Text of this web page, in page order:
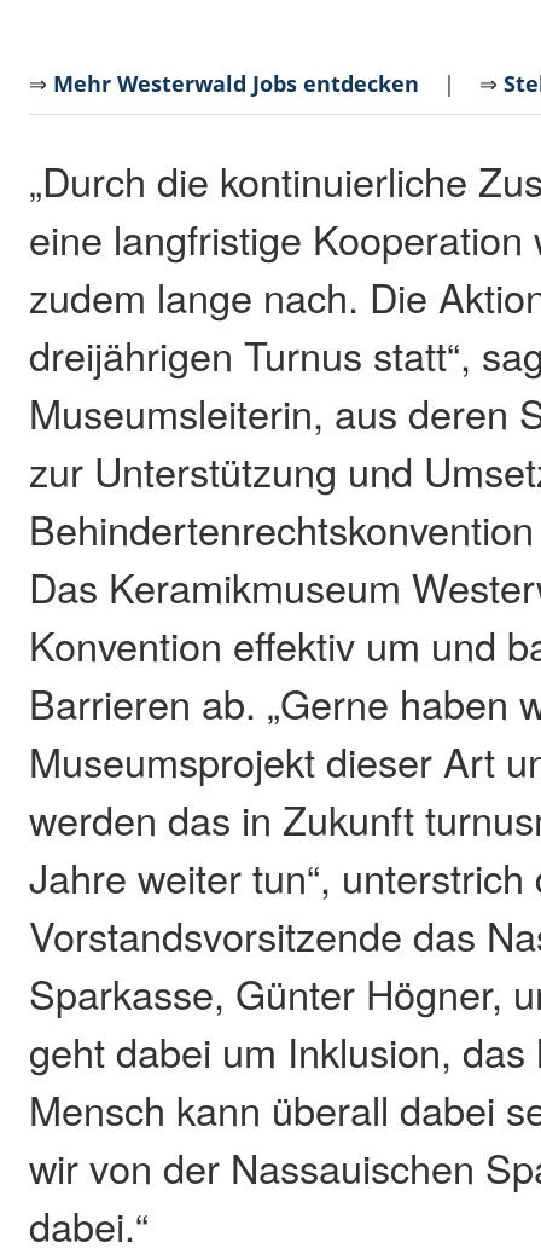
⇒ Mehr Westerwald Jobs entdecken | ⇒
„Durch die kontinuierliche
eine langfristige
zudem lange nach. Die
dreijährigen Turnus statt“,
Museumsleiterin, aus deren
zur Unterstützung und
Das Keramikmuseum
Konvention effektiv um und
Barrieren ab. „Gerne haben
Museumsprojekt dieser Art
werden das in Zukunft
Jahre weiter tun“,
Vorstandsvorsitzende das
Sparkasse, Günter Högner,
geht dabei um Inklusion,
Mensch kann überall dabei
wir von der Nassauischen
dabei.“